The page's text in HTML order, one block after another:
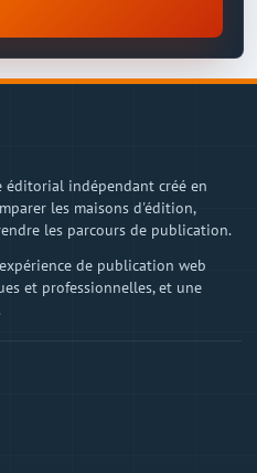
éditorial indépendant créé en
les maisons d'édition,
les parcours de publication.
de publication web
et professionnelles, et une